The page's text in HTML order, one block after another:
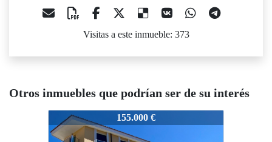
Visitas a este inmueble: 373
Otros inmuebles que podrían ser de su interés
155.000 €
2775-VFB 95.000 €